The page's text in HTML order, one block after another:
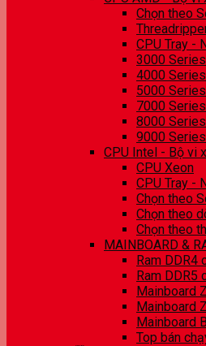
Chọn theo
CPU Tray -
3000 Series
4000 Series
5000 Series
7000 Series
8000 Series
9000 Series
CPU Intel - Bộ vi
CPU Xeon
CPU Tray -
Chọn theo
Chọn theo
Chọn theo
MAINBOARD &
Ram DDR4
Ram DDR5
Mainboard
Mainboard
Mainboard
Top bán